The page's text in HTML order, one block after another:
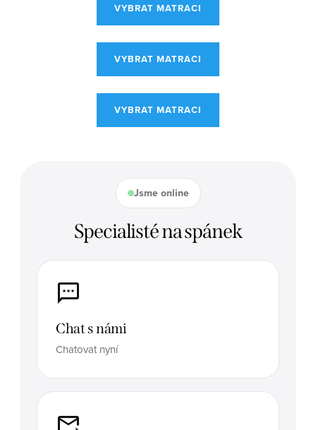
VYBRAT MATRACI
VYBRAT MATRACI
VYBRAT MATRACI
Jsme online
Specialisté na spánek
Chat s námi
Chatovat nyní